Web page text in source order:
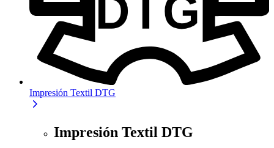
Impresión Textil DTG
Impresión Textil DTG